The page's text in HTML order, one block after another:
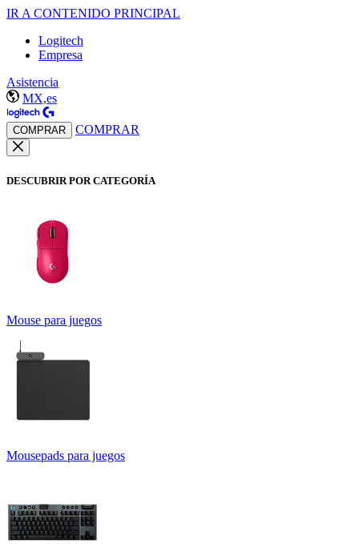
IR A CONTENIDO PRINCIPAL
Logitech
Empresa
Asistencia
MX,es
COMPRAR COMPRAR
DESCUBRIR POR CATEGORÍA
Mouse para juegos
Mousepads para juegos